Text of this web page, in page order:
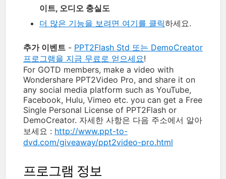
이트, 오디오 충실도
더 많은 기능을 보려면 여기를 클릭하세요.
추가 이벤트 - PPT2Flash Std 또는 DemoCreator
프로그램을 지금 무료로 얻으세요!
For GOTD members, make a video with
Wondershare PPT2Video Pro, and share it on
any social media platform such as YouTube,
Facebook, Hulu, Vimeo etc. you can get a Free
Single Personal License of PPT2Flash or
DemoCreator. 자세한 사항은 다음 주소에서 알아
보세요 : http://www.ppt-to-
dvd.com/giveaway/ppt2video-pro.html
프로그램 정보